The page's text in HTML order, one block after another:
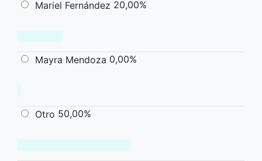
Mariel Fernández 20,00%
Mayra Mendoza 0,00%
Otro 50,00%